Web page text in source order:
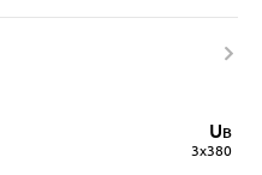
UВ
3x380